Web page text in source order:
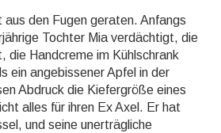
aus den Fugen geraten. Anfangs
Tochter Mia verdächtigt, die
die Handcreme im Kühlschrank
ein angebissener Apfel in der
Abdruck die Kiefergröße eines
alles für ihren Ex Axel. Er hat
und seine unerträgliche